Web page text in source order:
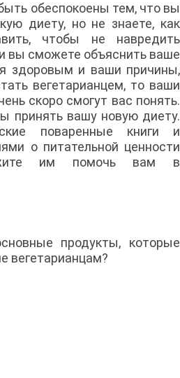
обеспокоены тем, что вы
диету, но не знаете, как
чтобы не навредить
вы сможете объяснить ваше
здоровым и ваши причины,
вегетарианцем, то ваши
скоро смогут вас понять.
принять вашу новую диету.
поваренные книги и
о питательной ценности
им помочь вам в
продукты, которые
вегетарианцам?